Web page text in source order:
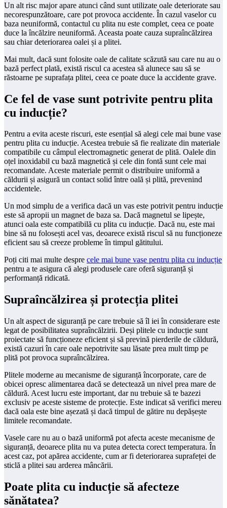
Un alt risc major apare atunci când sunt utilizate oale deteriorate sau
necorespunzătoare, care pot provoca accidente. În cazul vaselor cu
baza neuniformă, contactul cu plita nu este complet, ceea ce poate
duce la încălzire neuniformă. Aceasta poate cauza supraîncălzirea
sau chiar deteriorarea oalei și a plitei.
Mai mult, dacă sunt folosite oale de calitate scăzută sau care nu au o
bază perfect plată, există riscul ca acestea să alunece sau să se
răstoarne pe suprafața plitei, ceea ce poate duce la accidente grave.
Ce fel de vase sunt potrivite pentru plita
cu inducție?
Pentru a evita aceste riscuri, este esențial să alegi cele mai bune vase
pentru plita cu inducție. Acestea trebuie să fie realizate din materiale
compatibile cu câmpul electromagnetic generat de plită. Oalele din
oțel inoxidabil cu bază magnetică și cele din fontă sunt cele mai
recomandate. Aceste materiale permit o distribuire uniformă a
căldurii și asigură un contact solid între oală și plită, prevenind
accidentele.
Un mod simplu de a verifica dacă un vas este potrivit pentru inducție
este să apropii un magnet de baza sa. Dacă magnetul se lipește,
atunci oala este compatibilă cu plita cu inducție. Dacă nu, este mai
bine să nu folosești acel vas, deoarece există riscul să nu funcționeze
eficient sau să creeze probleme în timpul gătitului.
Poți citi mai multe despre cele mai bune vase pentru plita cu inducție
pentru a te asigura că alegi produsele care oferă siguranță și
performanță ridicată.
Supraîncălzirea și protecția plitei
Un alt aspect de siguranță pe care trebuie să îl iei în considerare este
legat de posibilitatea supraîncălzirii. Deși plitele cu inducție sunt
proiectate să funcționeze eficient și să prevină pierderile de căldură,
există cazuri în care oale nepotrivite sau lăsate prea mult timp pe
plită pot provoca supraîncălzirea.
Plitele moderne au mecanisme de siguranță încorporate, care de
obicei opresc alimentarea dacă se detectează un nivel prea mare de
căldură. Acest lucru este important, dar nu trebuie să te bazezi
exclusiv pe aceste sisteme de protecție. Este indicat să verifici mereu
dacă oala este bine așezată și dacă timpul de gătire nu depășește
limitele recomandate.
Vasele care nu au o bază uniformă pot afecta aceste mecanisme de
siguranță, deoarece plita nu va putea detecta corect temperatura. În
acest caz, pot apărea accidente, cum ar fi deteriorarea suprafeței de
sticlă a plitei sau arderea mâncării.
Poate plita cu inducție să afecteze
sănătatea?